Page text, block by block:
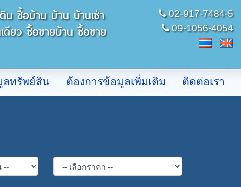
ซื้อบ้าน บ้าน บ้านเช่า
ยว ซื้อขายบ้าน ซื้อขาย
02-917-7484-5
09-1056-4054
ลทรัพย์สิน ต้องการข้อมูลเพิ่มเติม ติดต่อเรา